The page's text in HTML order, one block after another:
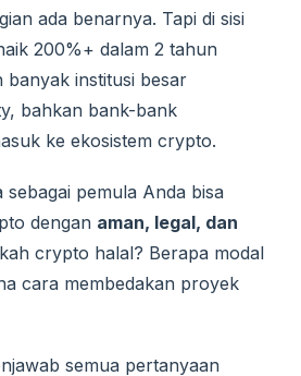
ada benarnya. Tapi di sisi
200%+ dalam 2 tahun
banyak institusi besar
bahkan bank-bank
ke ekosistem crypto.
sebagai pemula Anda bisa
dengan aman, legal, dan
crypto halal? Berapa modal
cara membedakan proyek
semua pertanyaan